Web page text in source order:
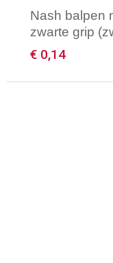
Nash balpen
zwarte grip
€ 0,14